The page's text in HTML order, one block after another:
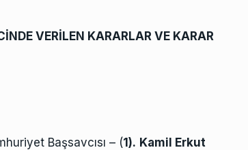
VERİLEN KARARLAR VE KARAR
Başsavcısı – (1). Kamil Erkut